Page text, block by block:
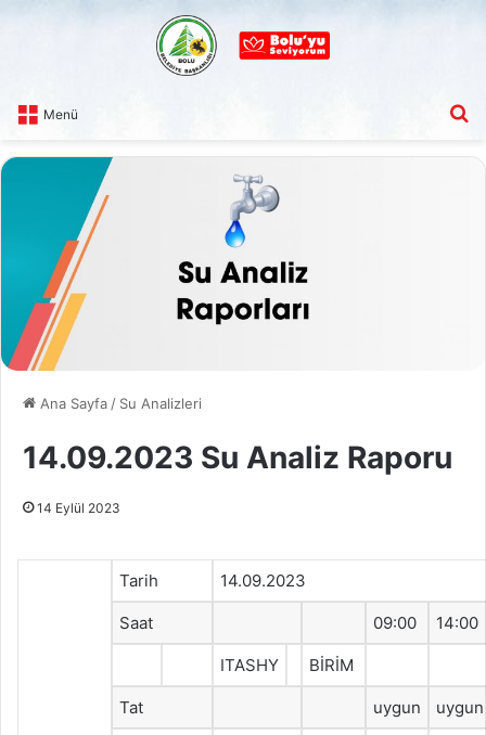
Menü
Ana Sayfa / Su Analizleri
14.09.2023 Su Analiz Raporu
14 Eylül 2023
Tarih 14.09.2023
Saat 09:00 14:00
ITASHY BİRİM
Tat uygun uygun